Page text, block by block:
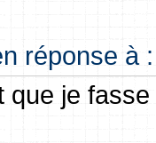
réponse à
que je